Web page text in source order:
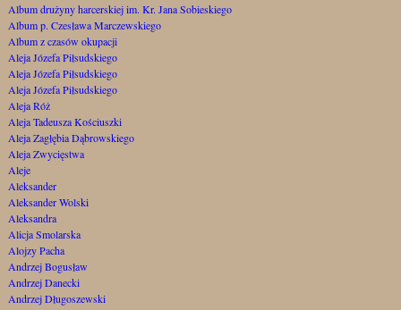
Album drużyny harcerskiej im. Kr. Jana Sobieskiego
Album p. Czesława Marczewskiego
Album z czasów okupacji
Aleja Józefa Piłsudskiego
Aleja Józefa Piłsudskiego
Aleja Józefa Piłsudskiego
Aleja Róż
Aleja Tadeusza Kościuszki
Aleja Zagłębia Dąbrowskiego
Aleja Zwycięstwa
Aleje
Aleksander
Aleksander Wolski
Aleksandra
Alicja Smolarska
Alojzy Pacha
Andrzej Bogusław
Andrzej Danecki
Andrzej Długoszewski